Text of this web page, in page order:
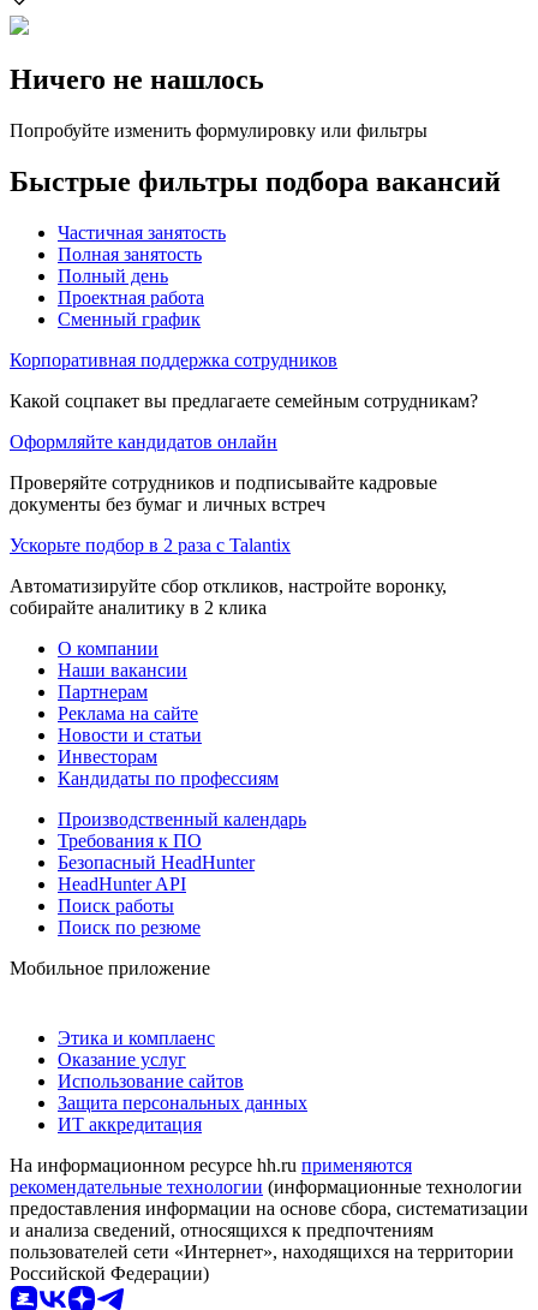
Ничего не нашлось
Попробуйте изменить формулировку или фильтры
Быстрые фильтры подбора вакансий
Частичная занятость
Полная занятость
Полный день
Проектная работа
Сменный график
Корпоративная поддержка сотрудников
Какой соцпакет вы предлагаете семейным сотрудникам?
Оформляйте кандидатов онлайн
Проверяйте сотрудников и подписывайте кадровые
документы без бумаг и личных встреч
Ускорьте подбор в 2 раза с Talantix
Автоматизируйте сбор откликов, настройте воронку,
собирайте аналитику в 2 клика
О компании
Наши вакансии
Партнерам
Реклама на сайте
Новости и статьи
Инвесторам
Кандидаты по профессиям
Производственный календарь
Требования к ПО
Безопасный HeadHunter
HeadHunter API
Поиск работы
Поиск по резюме
Мобильное приложение
Этика и комплаенс
Оказание услуг
Использование сайтов
Защита персональных данных
ИТ аккредитация
На информационном ресурсе hh.ru применяются
рекомендательные технологии (информационные технологии
предоставления информации на основе сбора, систематизации
и анализа сведений, относящихся к предпочтениям
пользователей сети «Интернет», находящихся на территории
Российской Федерации)